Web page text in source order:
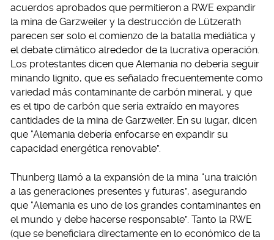
acuerdos aprobados que permitieron a RWE expandir
la mina de Garzweiler y la destrucción de Lützerath
parecen ser solo el comienzo de la batalla mediática y
el debate climático alrededor de la lucrativa operación.
Los protestantes dicen que Alemania no debería seguir
minando lignito, que es señalado frecuentemente como
variedad más contaminante de carbón mineral, y que
es el tipo de carbón que sería extraído en mayores
cantidades de la mina de Garzweiler. En su lugar, dicen
que “Alemania debería enfocarse en expandir su
capacidad energética renovable”.
Thunberg llamó a la expansión de la mina “una traición
a las generaciones presentes y futuras”, asegurando
que “Alemania es uno de los grandes contaminantes en
el mundo y debe hacerse responsable”. Tanto la RWE
(que se beneficiara directamente en lo económico de la